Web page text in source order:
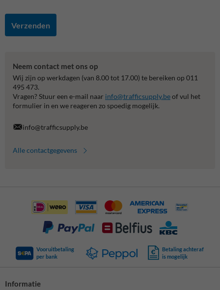
Verzenden
Neem contact met ons op
Wij zijn op werkdagen (van 8.00 tot 17.00) te bereiken op 011
495 473.
Vragen? Stuur een e-mail naar info@trafficsupply.beof vul het
formulier in en we reageren zo spoedig mogelijk.
info@trafficsupply.be
Alle contactgegevens
Vooruitbetaling
per bank
Betaling achteraf
is mogelijk
Informatie